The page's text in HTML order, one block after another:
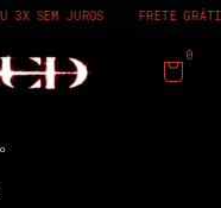
3X SEM JUROS FRETE
0